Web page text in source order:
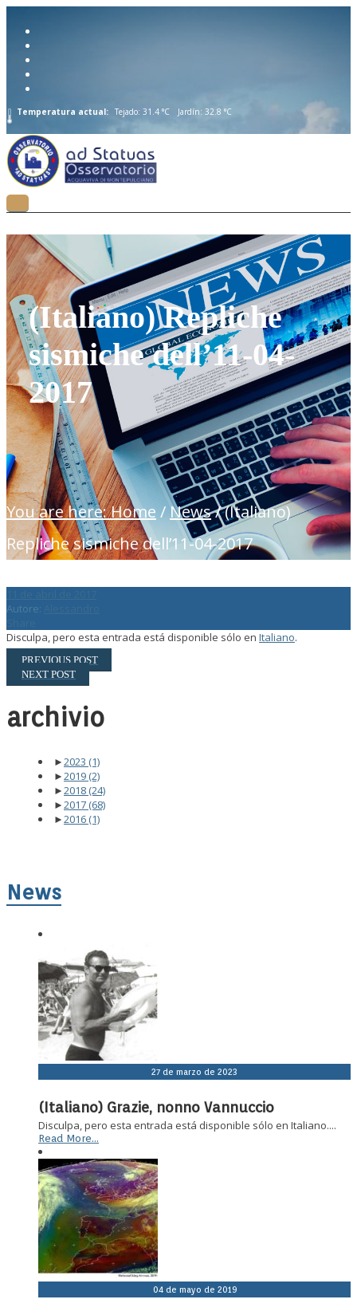
Temperatura actual: Tejado: 31.4 °C Jardín: 32.8 °C
(Italiano) Repliche
sismiche dell’11-04-
2017
You are here: Home / News/(Italiano)
Repliche sismiche dell’11-04-2017
Autore:
Disculpa, pero esta entrada está disponible sólo en Italiano.
PREVIOUS POST
NEXT POST
archivio
►2023 (1)
►2019 (2)
►2018 (24)
►2017 (68)
►2016 (1)
News
27 de marzo de 2023
(Italiano) Grazie, nonno Vannuccio
Disculpa, pero esta entrada está disponible sólo en Italiano....
Read More...
04 de mayo de 2019